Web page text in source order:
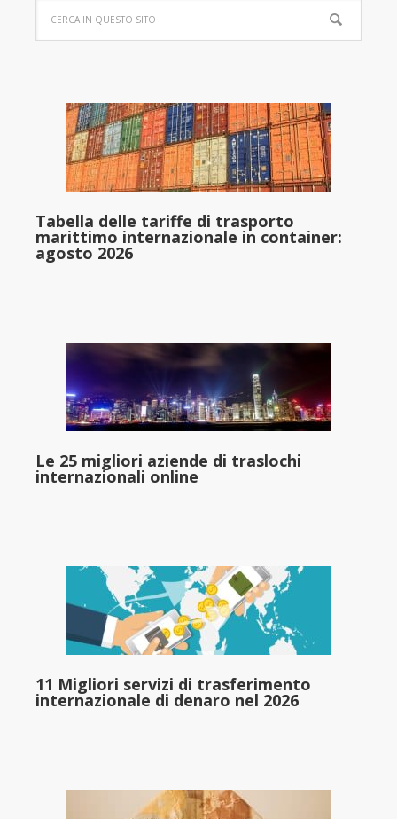
Tabella delle tariffe di trasporto
marittimo internazionale in container:
agosto 2026
Le 25 migliori aziende di traslochi
internazionali online
11 Migliori servizi di trasferimento
internazionale di denaro nel 2026